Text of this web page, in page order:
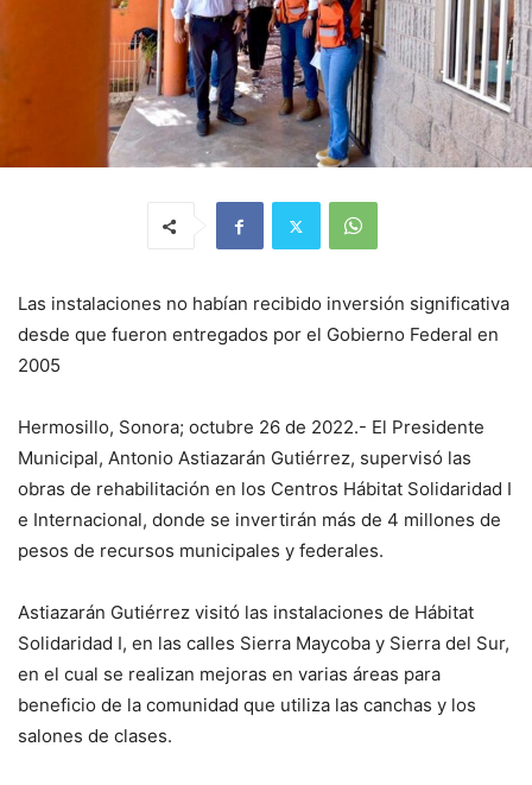
Las instalaciones no habían recibido inversión significativa
desde que fueron entregados por el Gobierno Federal en
2005
Hermosillo, Sonora; octubre 26 de 2022.- El Presidente
Municipal, Antonio Astiazarán Gutiérrez, supervisó las
obras de rehabilitación en los Centros Hábitat Solidaridad I
e Internacional, donde se invertirán más de 4 millones de
pesos de recursos municipales y federales.
Astiazarán Gutiérrez visitó las instalaciones de Hábitat
Solidaridad I, en las calles Sierra Maycoba y Sierra del Sur,
en el cual se realizan mejoras en varias áreas para
beneficio de la comunidad que utiliza las canchas y los
salones de clases.